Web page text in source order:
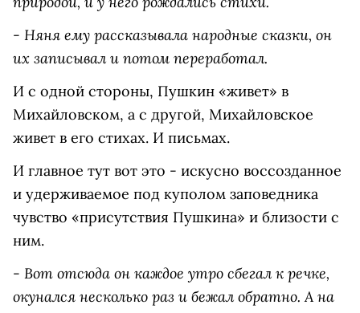
- Няня ему рассказывала народные сказки, он
их записывал и потом переработал.
И с одной стороны, Пушкин «живет» в
Михайловском, а с другой, Михайловское
живет в его стихах. И письмах.
И главное тут вот это - искусно воссозданное
и удерживаемое под куполом заповедника
чувство «присутствия Пушкина» и близости с
ним.
- Вот отсюда он каждое утро сбегал к речке,
окунался несколько раз и бежал обратно. А на